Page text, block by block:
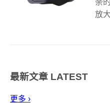
荼
放
最新文章 LATEST
更多 ›